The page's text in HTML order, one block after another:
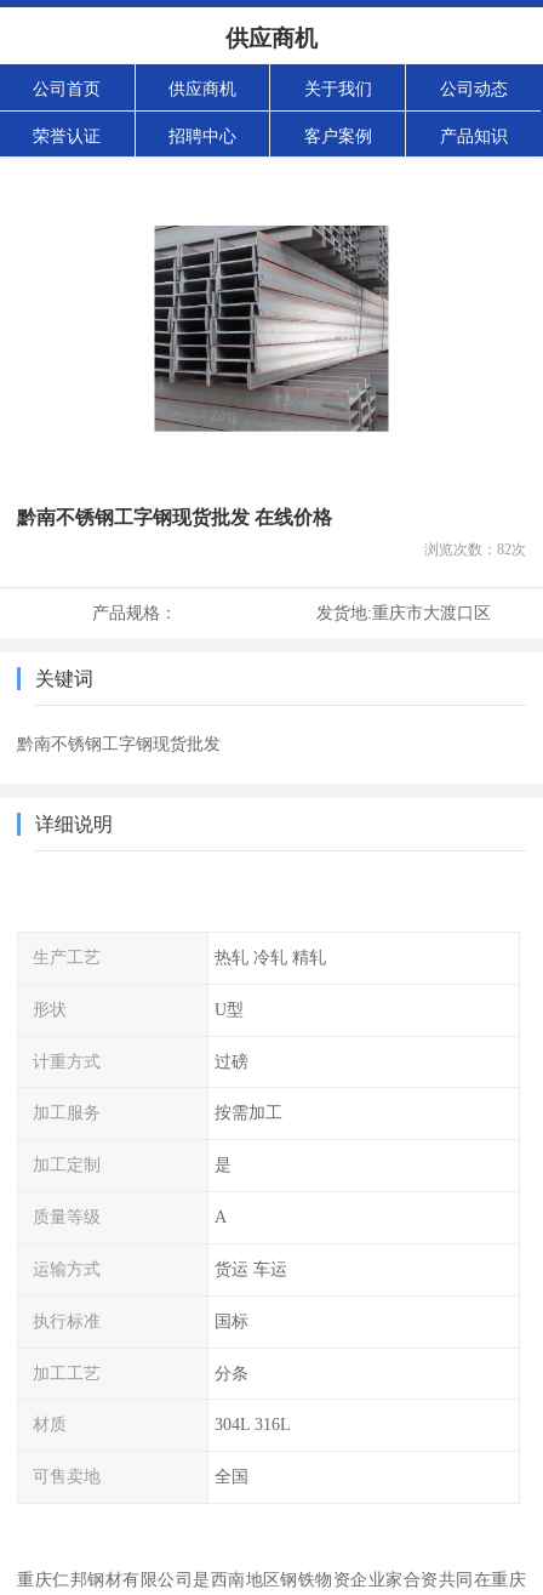
供应商机
公司首页 供应商机 关于我们 公司动态
荣誉认证 招聘中心 客户案例 产品知识
黔南不锈钢工字钢现货批发 在线价格
浏览次数： 82次
产品规格： 发货地:重庆市大渡口区
关键词
黔南不锈钢工字钢现货批发
详细说明
生产工艺 热轧 冷轧 精轧
形状 U型
计重方式 过磅
加工服务 按需加工
加工定制 是
质量等级 A
运输方式 货运 车运
执行标准 国标
加工工艺 分条
材质 304L 316L
可售卖地 全国
重庆仁邦钢材有限公司是西南地区钢铁物资企业家合资共同在重庆